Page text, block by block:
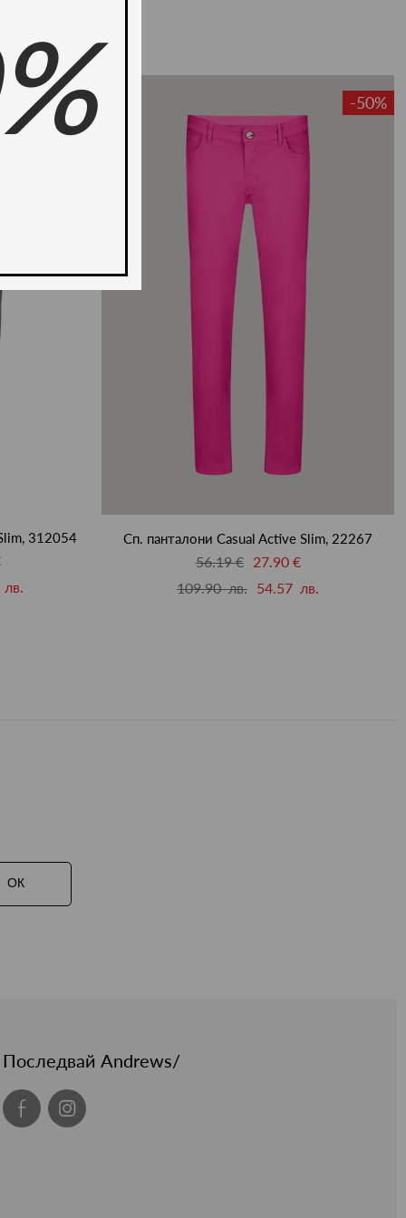
ново -36%
312054
-50%
Сп. панталони Casual Active Slim, 22267
56.19 €
27.90 €
109.90 лв. 54.57 лв.
ОК
Последвай Andrews/